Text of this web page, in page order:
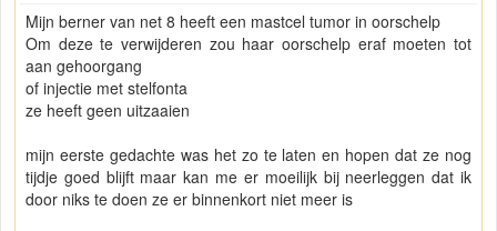
Mijn berner van net 8 heeft een mastcel tumor in oorschelp
Om deze te verwijderen zou haar oorschelp eraf moeten tot
aan gehoorgang
of injectie met stelfonta
ze heeft geen uitzaaien
mijn eerste gedachte was het zo te laten en hopen dat ze nog
tijdje goed blijft maar kan me er moeilijk bij neerleggen dat ik
door niks te doen ze er binnenkort niet meer is